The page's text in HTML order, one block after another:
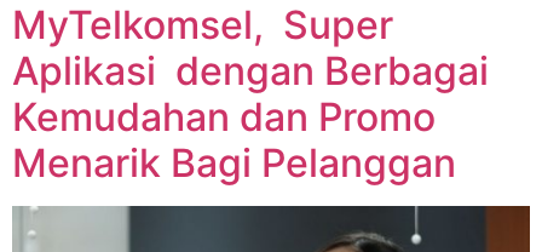
MyTelkomsel, Super
Aplikasi dengan Berbagai
Kemudahan dan Promo
Menarik Bagi Pelanggan